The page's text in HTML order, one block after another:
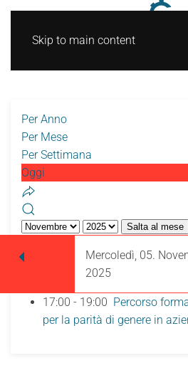
Skip to main content
Per Anno
Per Mese
Per Settimana
Oggi
Salta al mese
Mercoledì, 05.
2025
17:00 - 19:00 Percorso
per la parità di genere in